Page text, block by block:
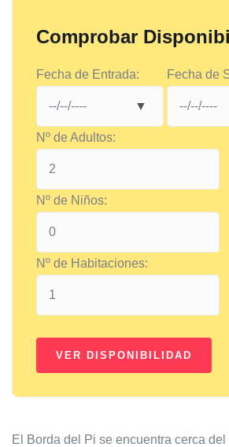
Comprobar
Fecha de Entrada: Fecha de
Nº de Adultos:
Nº de Niños:
Nº de Habitaciones:
El Borda del Pi se encuentra cerca